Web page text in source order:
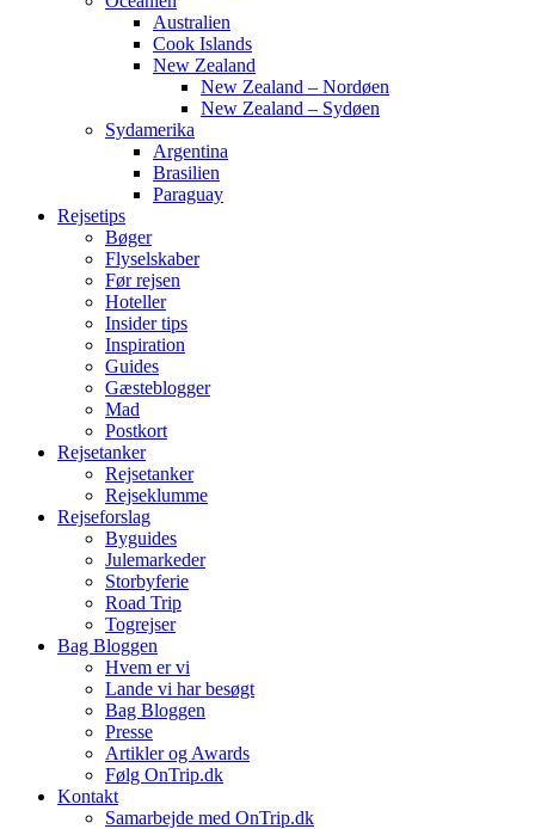
Australien
Cook Islands
New Zealand
New Zealand – Nordøen
New Zealand – Sydøen
Sydamerika
Argentina
Brasilien
Paraguay
Rejsetips
Bøger
Flyselskaber
Før rejsen
Hoteller
Insider tips
Inspiration
Guides
Gæsteblogger
Mad
Postkort
Rejsetanker
Rejsetanker
Rejseklumme
Rejseforslag
Byguides
Julemarkeder
Storbyferie
Road Trip
Togrejser
Bag Bloggen
Hvem er vi
Lande vi har besøgt
Bag Bloggen
Presse
Artikler og Awards
Følg OnTrip.dk
Kontakt
Samarbejde med OnTrip.dk